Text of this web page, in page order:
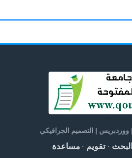
| التصميم الجرافيكي
البحث· تقويم· مساعدة